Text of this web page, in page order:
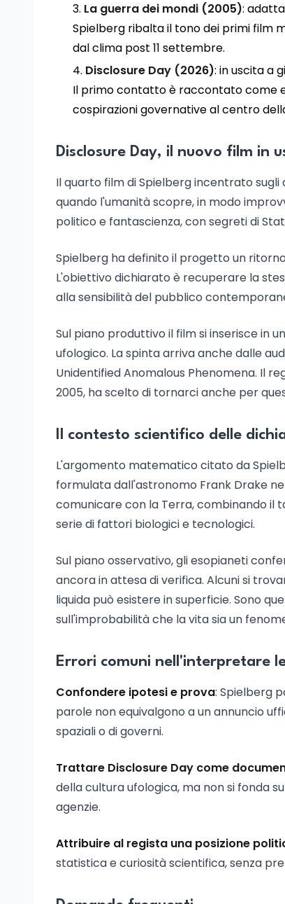
La guerra dei mondi (2005):
Spielberg ribalta il tono dei primi film
dal clima post 11 settembre.
Disclosure Day (2026): in uscita a
Il primo contatto è raccontato come
cospirazioni governative al centro
Disclosure Day, il nuovo film in
Il quarto film di Spielberg incentrato
quando l'umanità scopre, in modo
politico e fantascienza, con segreti di
Spielberg ha definito il progetto un
L'obiettivo dichiarato è recuperare la
alla sensibilità del pubblico
Sul piano produttivo il film si inserisce in
ufologico. La spinta arriva anche dalle
Unidentified Anomalous Phenomena. Il
2005, ha scelto di tornarci anche per
Il contesto scientifico delle
L'argomento matematico citato da
formulata dall'astronomo Frank Drake
comunicare con la Terra, combinando il
serie di fattori biologici e tecnologici.
Sul piano osservativo, gli esopianeti
ancora in attesa di verifica. Alcuni si
liquida può esistere in superficie. Sono
sull'improbabilità che la vita sia un
Errori comuni nell'interpretare
Confondere ipotesi e prova: Spielberg
parole non equivalgono a un annuncio
spaziali o di governi.
Trattare Disclosure Day come
della cultura ufologica, ma non si fonda
agenzie.
Attribuire al regista una posizione
statistica e curiosità scientifica, senza